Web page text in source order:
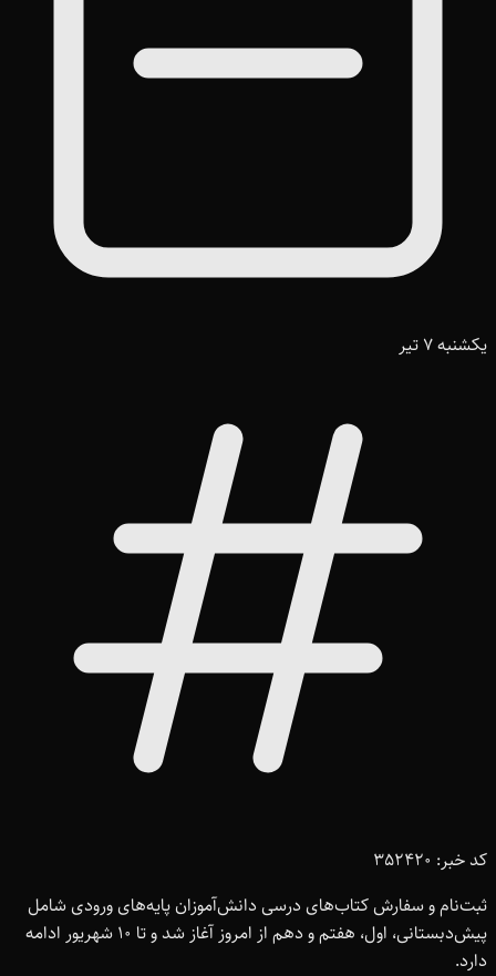
یکشنبه 7 تیر
کد خبر: 352420
ثبت‌نام و سفارش کتاب‌های درسی دانش‌آموزان پایه‌های ورودی شامل
پیش‌دبستانی، اول، هفتم و دهم از امروز آغاز شد و تا 10 شهریور ادامه
دارد.